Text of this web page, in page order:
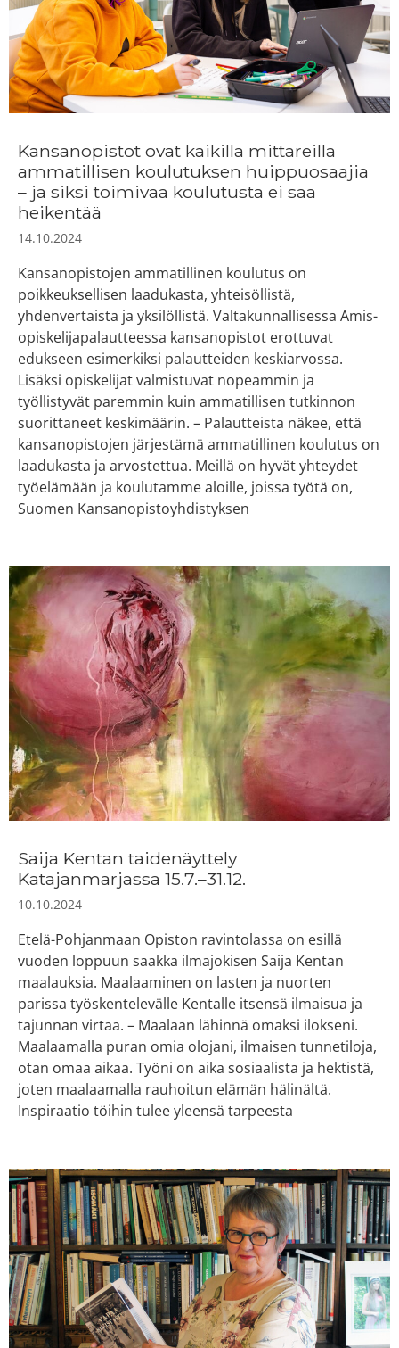
Kansanopistot ovat kaikilla mittareilla
ammatillisen koulutuksen huippuosaajia
– ja siksi toimivaa koulutusta ei saa
heikentää
14.10.2024
Kansanopistojen ammatillinen koulutus on
poikkeuksellisen laadukasta, yhteisöllistä,
yhdenvertaista ja yksilöllistä. Valtakunnallisessa Amis-
opiskelijapalautteessa kansanopistot erottuvat
edukseen esimerkiksi palautteiden keskiarvossa.
Lisäksi opiskelijat valmistuvat nopeammin ja
työllistyvät paremmin kuin ammatillisen tutkinnon
suorittaneet keskimäärin. – Palautteista näkee, että
kansanopistojen järjestämä ammatillinen koulutus on
laadukasta ja arvostettua. Meillä on hyvät yhteydet
työelämään ja koulutamme aloille, joissa työtä on,
Suomen Kansanopistoyhdistyksen
Saija Kentan taidenäyttely
Katajanmarjassa 15.7.–31.12.
10.10.2024
Etelä-Pohjanmaan Opiston ravintolassa on esillä
vuoden loppuun saakka ilmajokisen Saija Kentan
maalauksia. Maalaaminen on lasten ja nuorten
parissa työskentelevälle Kentalle itsensä ilmaisua ja
tajunnan virtaa. – Maalaan lähinnä omaksi ilokseni.
Maalaamalla puran omia olojani, ilmaisen tunnetiloja,
otan omaa aikaa. Työni on aika sosiaalista ja hektistä,
joten maalaamalla rauhoitun elämän hälinältä.
Inspiraatio töihin tulee yleensä tarpeesta